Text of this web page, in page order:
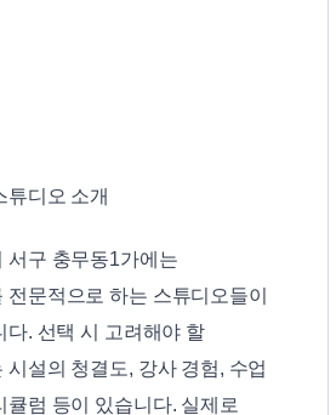
튜디오 소개
서구 충무동1가에는
전문적으로 하는 스튜디오들이
다. 선택 시 고려해야 할
시설의 청결도, 강사 경험, 수업
큘럼 등이 있습니다. 실제로